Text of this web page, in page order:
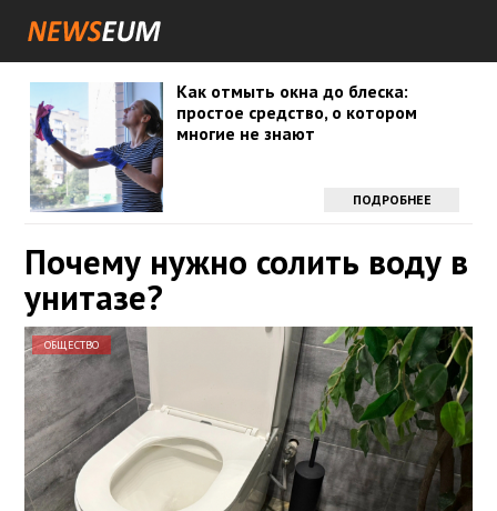
Как отмыть окна до блеска:
простое средство, о котором
многие не знают
ПОДРОБНЕЕ
Почему нужно солить воду в
унитазе?
ОБЩЕСТВО